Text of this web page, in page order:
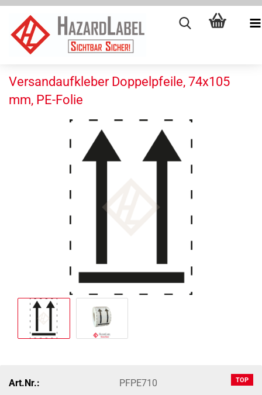
Versandaufkleber Doppelpfeile, 74x105
mm, PE-Folie
TOP
Art.Nr.:
PFPE710